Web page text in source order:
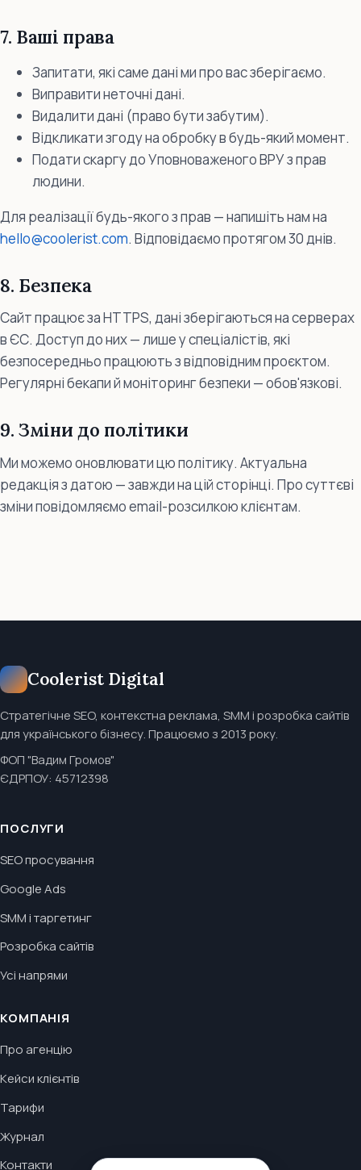
7. Ваші права
Запитати, які саме дані ми про вас зберігаємо.
Виправити неточні дані.
Видалити дані (право бути забутим).
Відкликати згоду на обробку в будь-який момент.
Подати скаргу до Уповноваженого ВРУ з прав
людини.
Для реалізації будь-якого з прав — напишіть нам на
hello@coolerist.com. Відповідаємо протягом 30 днів.
8. Безпека
Сайт працює за HTTPS, дані зберігаються на серверах
в ЄС. Доступ до них — лише у спеціалістів, які
безпосередньо працюють з відповідним проєктом.
Регулярні бекапи й моніторинг безпеки — обов'язкові.
9. Зміни до політики
Ми можемо оновлювати цю політику. Актуальна
редакція з датою — завжди на цій сторінці. Про суттєві
зміни повідомляємо email-розсилкою клієнтам.
Coolerist Digital
Стратегічне SEO, контекстна реклама, SMM і розробка сайтів
для українського бізнесу. Працюємо з 2013 року.
ФОП "Вадим Громов"
ЄДРПОУ: 45712398
ПОСЛУГИ
SEO просування
Google Ads
SMM і таргетинг
Розробка сайтів
Усі напрями
КОМПАНІЯ
Про агенцію
Кейси клієнтів
Тарифи
Журнал
Контакти